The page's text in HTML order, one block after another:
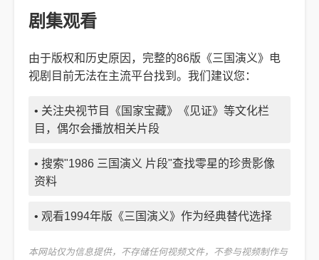
剧集观看
由于版权和历史原因，完整的86版《三国演义》电
视剧目前无法在主流平台找到。我们建议您：
• 关注央视节目《国家宝藏》《见证》等文化栏
目，偶尔会播放相关片段
• 搜索"1986 三国演义 片段"查找零星的珍贵影像
资料
• 观看1994年版《三国演义》作为经典替代选择
本网站仅为信息提供，不存储任何视频文件，不参与视频制作与